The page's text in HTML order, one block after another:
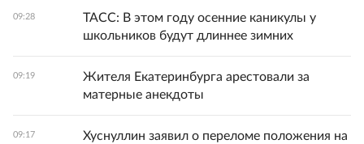
09:28
ТАСС: В этом году осенние каникулы у
школьников будут длиннее зимних
09:19
Жителя Екатеринбурга арестовали за
матерные анекдоты
09:17
Хуснуллин заявил о переломе положения на